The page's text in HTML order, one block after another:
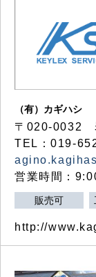
（有）カギハシ
〒020-0032
TEL：019-
営業時間：
販売可
http://